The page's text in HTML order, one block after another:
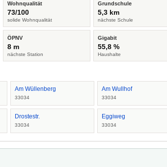
Wohnqualität
73/100
solide Wohnqualität
Grundschule
5,3 km
nächste Schule
ÖPNV
8 m
nächste Station
Gigabit
55,8 %
Haushalte
Am Wüllenberg
33034
Am Wullhof
33034
Drostestr.
33034
Eggiweg
33034